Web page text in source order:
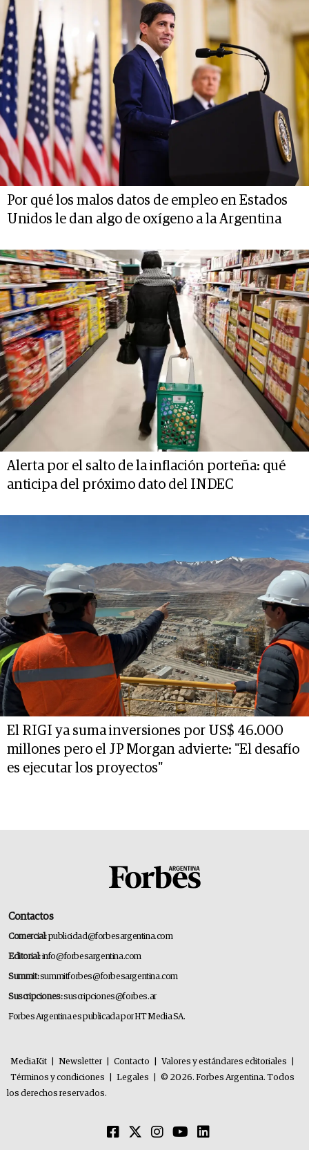
Por qué los malos datos de empleo en Estados
Unidos le dan algo de oxígeno a la Argentina
Alerta por el salto de la inflación porteña: qué
anticipa del próximo dato del INDEC
El RIGI ya suma inversiones por US$ 46.000
millones pero el JP Morgan advierte: "El desafío
es ejecutar los proyectos"
Contactos
Comercial:publicidad@forbesargentina.com
Editorial:info@forbesargentina.com
Summit:summitforbes@forbesargentina.com
Suscripciones:suscripciones@forbes.ar
Forbes Argentina es publicada por HT Media SA.
MediaKit Newsletter Contacto Valores y estándares editoriales
Términos y condiciones
Legales
© 2026. Forbes Argentina. Todos
los derechos reservados.